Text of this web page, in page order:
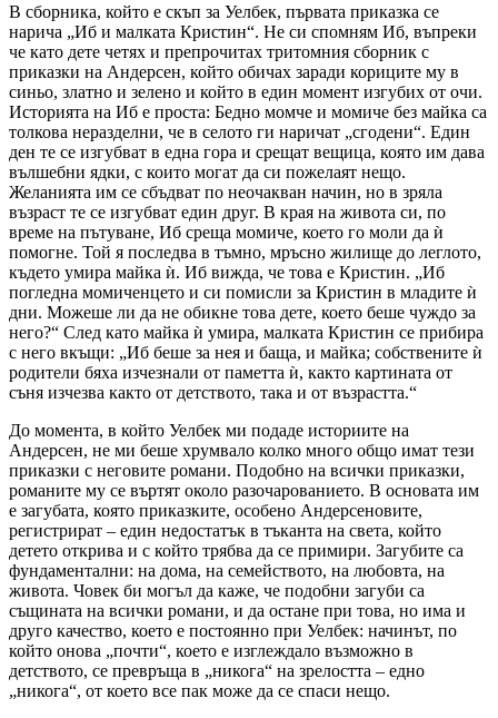
В сборника, който е скъп за Уелбек, първата приказка се
нарича „Иб и малката Кристин“. Не си спомням Иб, въпреки
че като дете четях и препрочитах тритомния сборник с
приказки на Андерсен, който обичах заради кориците му в
синьо, златно и зелено и който в един момент изгубих от очи.
Историята на Иб е проста: Бедно момче и момиче без майка са
толкова неразделни, че в селото ги наричат „сгодени“. Един
ден те се изгубват в една гора и срещат вещица, която им дава
вълшебни ядки, с които могат да си пожелаят нещо.
Желанията им се сбъдват по неочакван начин, но в зряла
възраст те се изгубват един друг. В края на живота си, по
време на пътуване, Иб среща момиче, което го моли да ѝ
помогне. Той я последва в тъмно, мръсно жилище до леглото,
където умира майка ѝ. Иб вижда, че това е Кристин. „Иб
погледна момиченцето и си помисли за Кристин в младите ѝ
дни. Можеше ли да не обикне това дете, което беше чуждо за
него?“ След като майка ѝ умира, малката Кристин се прибира
с него вкъщи: „Иб беше за нея и баща, и майка; собствените ѝ
родители бяха изчезнали от паметта ѝ, както картината от
съня изчезва както от детството, така и от възрастта.“
До момента, в който Уелбек ми подаде историите на
Андерсен, не ми беше хрумвало колко много общо имат тези
приказки с неговите романи. Подобно на всички приказки,
романите му се въртят около разочарованието. В основата им
е загубата, която приказките, особено Андерсеновите,
регистрират – един недостатък в тъканта на света, който
детето открива и с който трябва да се примири. Загубите са
фундаментални: на дома, на семейството, на любовта, на
живота. Човек би могъл да каже, че подобни загуби са
същината на всички романи, и да остане при това, но има и
друго качество, което е постоянно при Уелбек: начинът, по
който онова „почти“, което е изглеждало възможно в
детството, се превръща в „никога“ на зрелостта – едно
„никога“, от което все пак може да се спаси нещо.